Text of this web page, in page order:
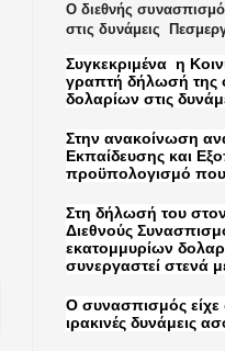
Ο διεθνής
στις δυνάμεις
Συγκεκριμένα η
γραπτή δήλωσή της
δολαρίων στις
Στην ανακοίνωση
Εκπαίδευσης και
προϋπολογισμό που
Στη δήλωσή του
Διεθνούς
εκατομμυρίων
συνεργαστεί στενά
Ο συνασπισμός είχε
ιρακινές δυνάμεις